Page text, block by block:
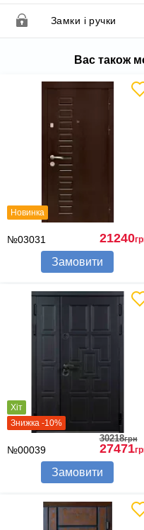
Замки і ручки
Вас також
Новинка
№03031 21240
Замовити
Хіт
Знижка -10%
№00039
30218грн
27471
Замовити